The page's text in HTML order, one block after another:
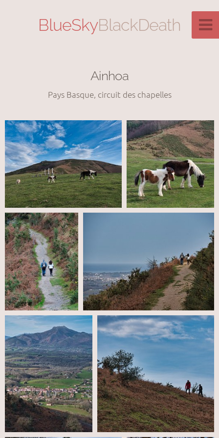
BlueSkyBlackDeath
Ainhoa
Pays Basque, circuit des chapelles